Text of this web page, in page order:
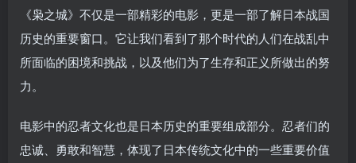
《枭之城》不仅是一部精彩的电影，更是一部了解日本战国
历史的重要窗口。它让我们看到了那个时代的人们在战乱中
所面临的困境和挑战，以及他们为了生存和正义所做出的努
力。
电影中的忍者文化也是日本历史的重要组成部分。忍者们的
忠诚、勇敢和智慧，体现了日本传统文化中的一些重要价值